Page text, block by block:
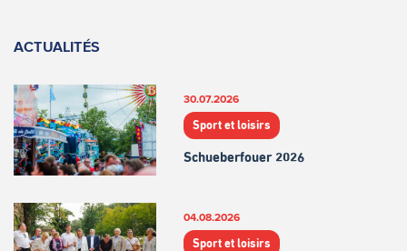
ACTUALITÉS
30.07.2026
Sport et loisirs
Schueberfouer 2026
04.08.2026
Sport et loisirs